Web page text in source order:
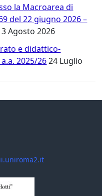
la Macroarea di
del 22 giugno 2026 –
3 Agosto 2026
e didattico-
2025/26 24 Luglio